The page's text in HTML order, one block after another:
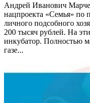
Андрей Иванович
нацпроекта «Семья» по
личного подсобного
200 тысяч рублей. На
инкубатор. Полностью
газе...